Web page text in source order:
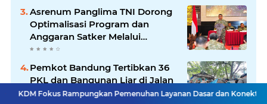
Asrenum Panglima TNI Dorong
Optimalisasi Program dan
Anggaran Satker Melalui
Evaluasi Kinerja
Pemkot Bandung Tertibkan 36
PKL dan Bangunan Liar di Jalan
Rajiman
Rampungkan Pemenuhan Layanan Dasar dan Konektivitas Wilayah